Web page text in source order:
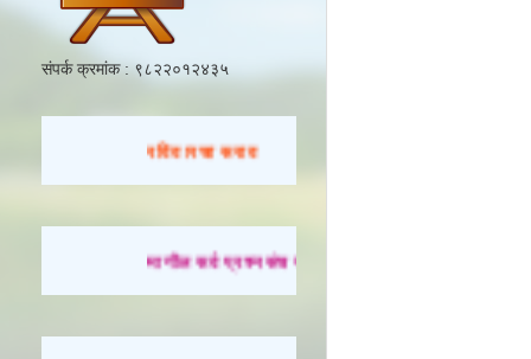
संपर्क क्रमांक : ९८२२०१२४३५
रविवारचा सराव
मागील सर्व प्रश्नसंच सोडवण्यासाठी येथे क्लिक करा.